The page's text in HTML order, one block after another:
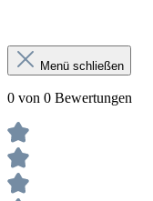
Menü schließen
0 von 0 Bewertungen